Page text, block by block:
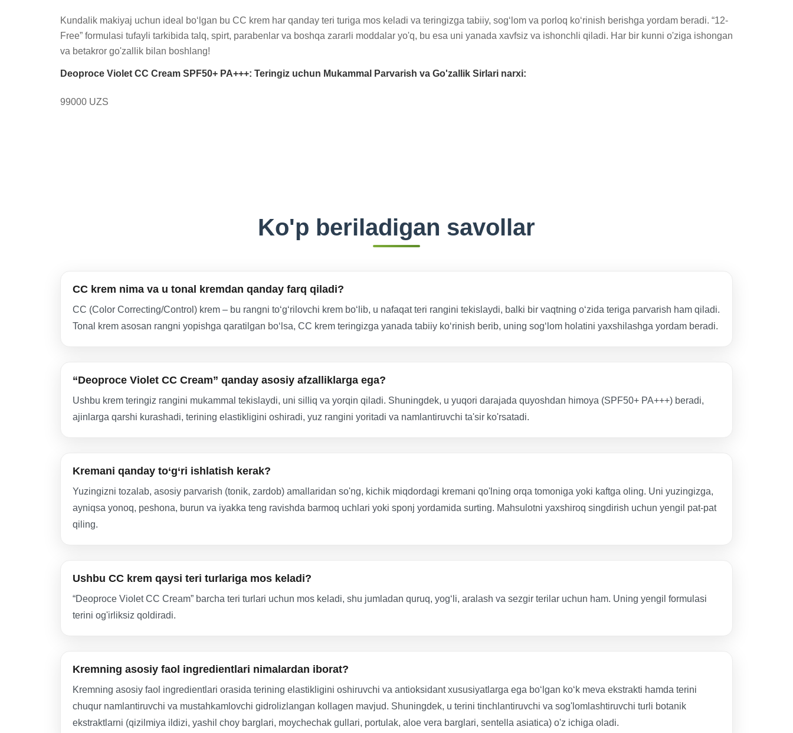
Kundalik makiyaj uchun ideal bo‘lgan bu CC krem har qanday teri turiga mos keladi va teringizga tabiiy, sog‘lom va porloq ko‘rinish berishga yordam beradi. “12-
Free” formulasi tufayli tarkibida talq, spirt, parabenlar va boshqa zararli moddalar yo'q, bu esa uni yanada xavfsiz va ishonchli qiladi. Har bir kunni o'ziga ishongan
va betakror go'zallik bilan boshlang!
Deoproce Violet CC Cream SPF50+ PA+++: Teringiz uchun Mukammal Parvarish va Go'zallik Sirlari narxi:
99000 UZS
Ko'p beriladigan savollar
CC krem nima va u tonal kremdan qanday farq qiladi?
CC (Color Correcting/Control) krem – bu rangni to‘g‘rilovchi krem bo‘lib, u nafaqat teri rangini tekislaydi, balki bir vaqtning o‘zida teriga parvarish ham qiladi.
Tonal krem asosan rangni yopishga qaratilgan bo‘lsa, CC krem teringizga yanada tabiiy ko‘rinish berib, uning sog‘lom holatini yaxshilashga yordam beradi.
“Deoproce Violet CC Cream” qanday asosiy afzalliklarga ega?
Ushbu krem teringiz rangini mukammal tekislaydi, uni silliq va yorqin qiladi. Shuningdek, u yuqori darajada quyoshdan himoya (SPF50+ PA+++) beradi,
ajinlarga qarshi kurashadi, terining elastikligini oshiradi, yuz rangini yoritadi va namlantiruvchi ta'sir ko'rsatadi.
Kremani qanday to‘g‘ri ishlatish kerak?
Yuzingizni tozalab, asosiy parvarish (tonik, zardob) amallaridan so'ng, kichik miqdordagi kremani qo'lning orqa tomoniga yoki kaftga oling. Uni yuzingizga,
ayniqsa yonoq, peshona, burun va iyakka teng ravishda barmoq uchlari yoki sponj yordamida surting. Mahsulotni yaxshiroq singdirish uchun yengil pat-pat
qiling.
Ushbu CC krem qaysi teri turlariga mos keladi?
“Deoproce Violet CC Cream” barcha teri turlari uchun mos keladi, shu jumladan quruq, yog‘li, aralash va sezgir terilar uchun ham. Uning yengil formulasi
terini og'irliksiz qoldiradi.
Kremning asosiy faol ingredientlari nimalardan iborat?
Kremning asosiy faol ingredientlari orasida terining elastikligini oshiruvchi va antioksidant xususiyatlarga ega bo‘lgan ko‘k meva ekstrakti hamda terini
chuqur namlantiruvchi va mustahkamlovchi gidrolizlangan kollagen mavjud. Shuningdek, u terini tinchlantiruvchi va sog'lomlashtiruvchi turli botanik
ekstraktlarni (qizilmiya ildizi, yashil choy barglari, moychechak gullari, portulak, aloe vera barglari, sentella asiatica) o'z ichiga oladi.